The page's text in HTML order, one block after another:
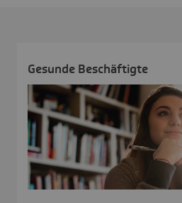
Gesunde Beschäf­tigte